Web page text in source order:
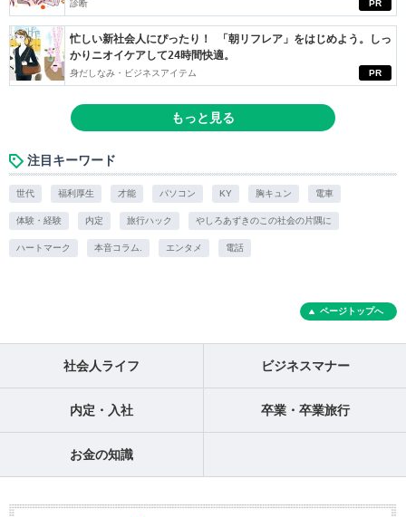
PR
診断
PR
忙しい新社会人にぴったり！ 「朝リフレア」をはじめよう。しっ
かりニオイケアして24時間快適。
身だしなみ・ビジネスアイテム
もっと見る
注目キーワード
世代 福利厚生 才能 パソコン KY 胸キュン 電車
体験・経験 内定 旅行ハック やしろあずきのこの社会の片隅に
ハートマーク 本音コラム. エンタメ 電話
ページトップへ
社会人ライフ ビジネスマナー
内定・入社 卒業・卒業旅行
お金の知識